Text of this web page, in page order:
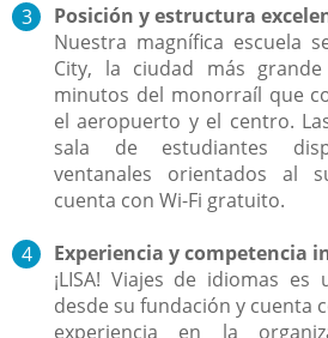
Posición y estructura
Nuestra magnífica escuela
City, la ciudad más
minutos del monorraíl que
el aeropuerto y el centro.
sala de estudiantes
ventanales orientados al
cuenta con Wi-Fi gratuito.
Experiencia y competencia
¡LISA! Viajes de idiomas
desde su fundación y cuenta
experiencia en la